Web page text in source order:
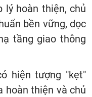
lý hoàn thiện, chủ
bền vững, dọc
tầng giao thông
hiện tượng "kẹt"
hoàn thiện và chủ